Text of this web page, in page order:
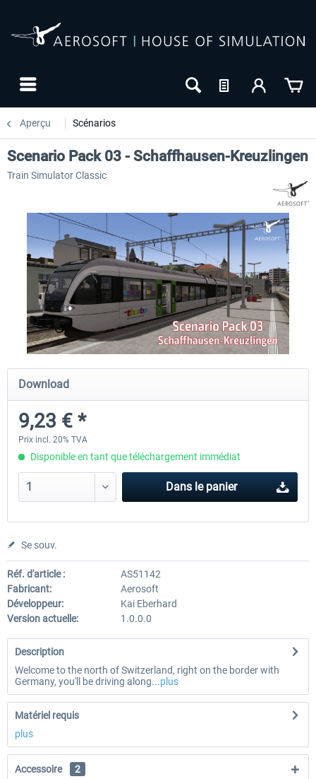
Aperçu Scénarios
Just Trains - U-Bahn Hamburg U1 &
39,95 € *
Railworks Szenario-Pack
Scenario Pack 03 - Schaffhausen-Kreuzlingen
Train Simulator Classic
Download
9,23 € *
Prix incl. 20% TVA
Disponible en tant que téléchargement immédiat
Dans le panier
Se souv.
Réf. d'article :
AS51142
Fabricant:
Aerosoft
Développeur:
Kai Eberhard
Version actuelle:
1.0.0.0
Description
Welcome to the north of Switzerland, right on the border with
Germany, you'll be driving along...plus
Matériel requis
plus
Accessoire 2